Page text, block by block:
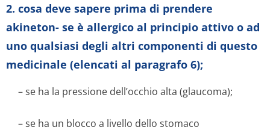
2. cosa deve sapere prima di prendere
akineton- se è allergico al principio attivo o ad
uno qualsiasi degli altri componenti di questo
medicinale (elencati al paragrafo 6);
– se ha la pressione dell’occhio alta (glaucoma);
– se ha un blocco a livello dello stomaco